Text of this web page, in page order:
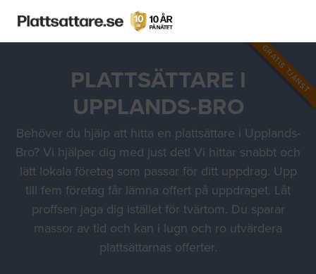
GRATIS TJÄNST
PLATTSÄTTARE I
UPPLANDS-BRO
Behöver du hjälp att hitta en plattsättare i Upplands-
Bro? Vi hjälper dig med just det! Vi hittar snabbt och
lätt lokala företag som passar för ditt uppdrag. Upp
till fem företag får lämna offert på uppdraget. Låt
proffsen jaga dig istället för tvärtom. Du sparar
massor av tid och kan i lugn och ro utvärdera
plattsättarnas offerter.